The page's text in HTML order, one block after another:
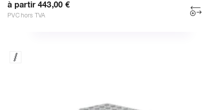
à partir 443,00 €
PVC hors TVA